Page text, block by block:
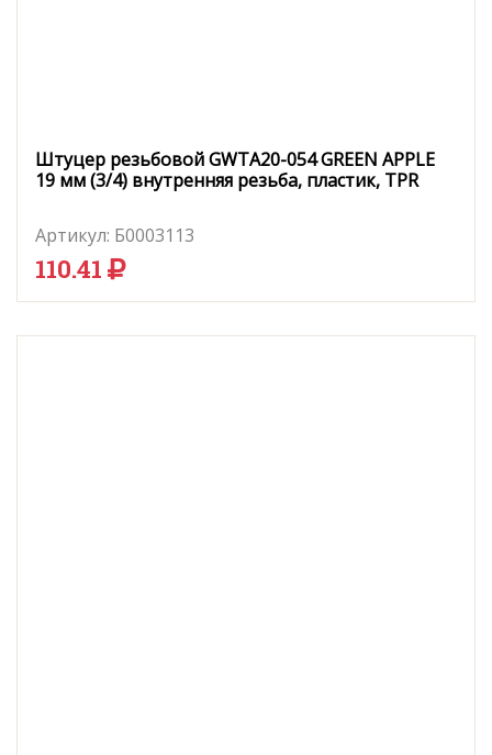
Штуцер резьбовой GWTA20-054 GREEN APPLE
19 мм (3/4) внутренняя резьба, пластик, TPR
Артикул: Б0003113
110.41